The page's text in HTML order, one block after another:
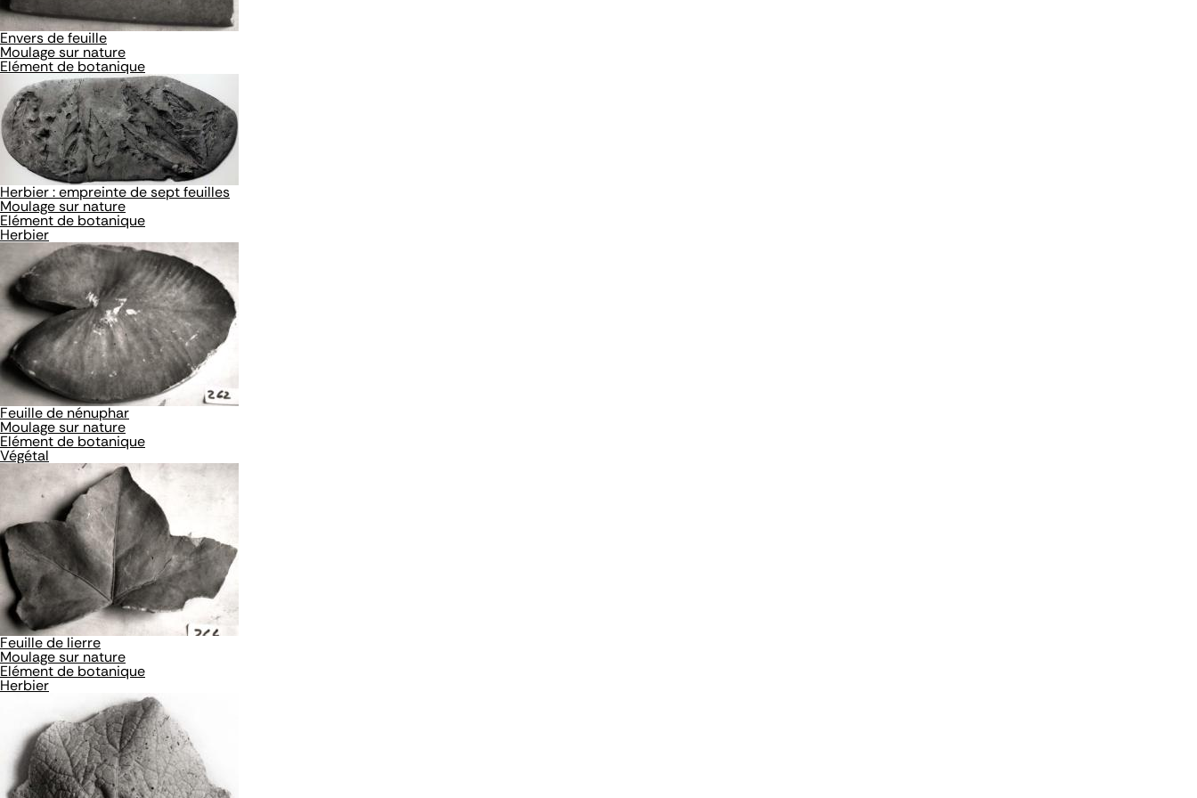
Envers de feuille
Moulage sur nature
Elément de botanique
Herbier : empreinte de sept feuilles
Moulage sur nature
Elément de botanique
Herbier
Feuille de nénuphar
Moulage sur nature
Elément de botanique
Végétal
Feuille de lierre
Moulage sur nature
Elément de botanique
Herbier